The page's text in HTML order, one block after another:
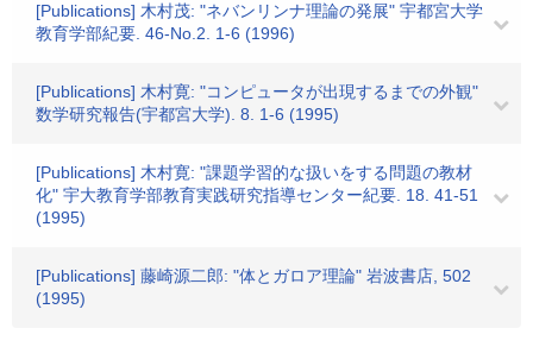
[Publications] 木村茂: "ネバンリンナ理論の発展" 宇都宮大学
教育学部紀要. 46-No.2. 1-6 (1996)
[Publications] 木村寛: "コンピュータが出現するまでの外観"
数学研究報告(宇都宮大学). 8. 1-6 (1995)
[Publications] 木村寛: "課題学習的な扱いをする問題の教材
化" 宇大教育学部教育実践研究指導センター紀要. 18. 41-51
(1995)
[Publications] 藤崎源二郎: "体とガロア理論" 岩波書店, 502
(1995)